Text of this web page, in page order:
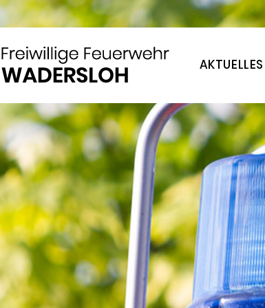
AKTUELLES